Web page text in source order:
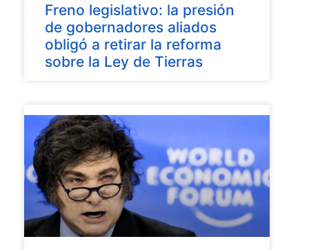
Freno legislativo: la presión
de gobernadores aliados
obligó a retirar la reforma
sobre la Ley de Tierras